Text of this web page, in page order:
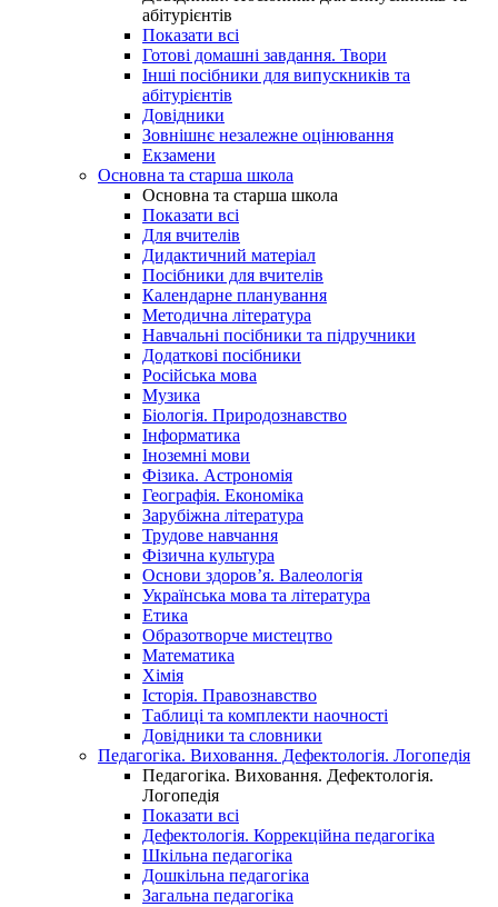
абітурієнтів
Показати всі
Готові домашні завдання. Твори
Інші посібники для випускників та
абітурієнтів
Довідники
Зовнішнє незалежне оцінювання
Екзамени
Основна та старша школа
Основна та старша школа
Показати всі
Для вчителів
Дидактичний матеріал
Посібники для вчителів
Календарне планування
Методична література
Навчальні посібники та підручники
Додаткові посібники
Російська мова
Музика
Біологія. Природознавство
Інформатика
Іноземні мови
Фізика. Астрономія
Географія. Економіка
Зарубіжна література
Трудове навчання
Фізична культура
Основи здоров’я. Валеологія
Українська мова та література
Етика
Образотворче мистецтво
Математика
Хімія
Історія. Правознавство
Таблиці та комплекти наочності
Довідники та словники
Педагогіка. Виховання. Дефектологія. Логопедія
Педагогіка. Виховання. Дефектологія.
Логопедія
Показати всі
Дефектологія. Коррекційна педагогіка
Шкільна педагогіка
Дошкільна педагогіка
Загальна педагогіка